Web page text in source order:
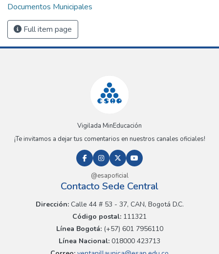
Documentos Municipales
Full item page
Vigilada MinEducación
¡Te invitamos a dejar tus comentarios en nuestros canales oficiales!
@esapoficial
Contacto Sede Central
Dirección:Calle 44 # 53 - 37, CAN, Bogotá D.C.
Código postal: 111321
Línea Bogotá:(+57) 601 7956110
Línea Nacional: 018000 423713